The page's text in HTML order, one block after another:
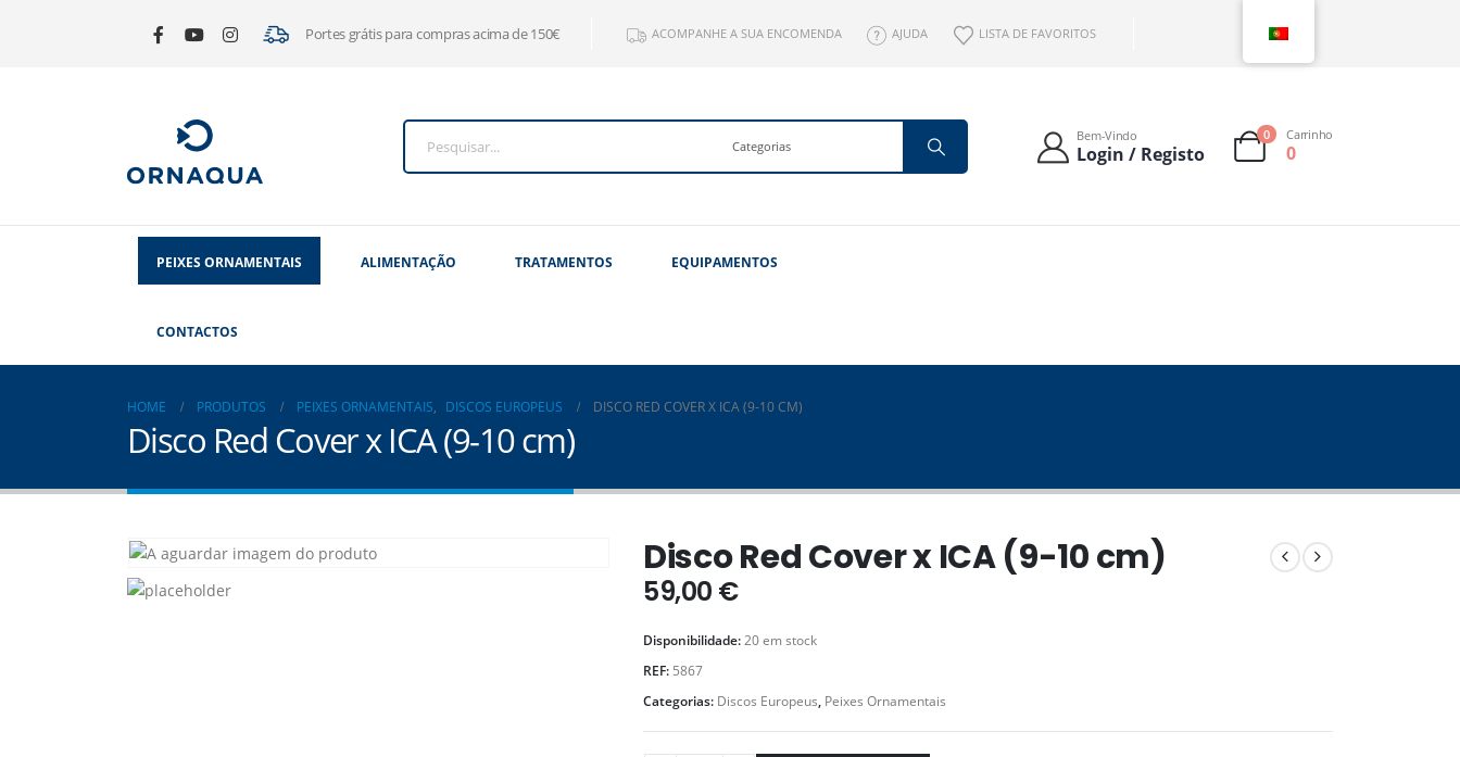
Portes grátis para compras acima de 150€ ACOMPANHE A SUA ENCOMENDA AJUDA LISTA DE FAVORITOS
Bem-Vindo
Login / Registo
0 Carrinho
0
PEIXES ORNAMENTAIS ALIMENTAÇÃO TRATAMENTOS EQUIPAMENTOS
CONTACTOS
HOME PRODUTOS PEIXES ORNAMENTAIS, DISCOS EUROPEUS DISCO RED COVER X ICA (9-10 CM)
Disco Red Cover x ICA (9-10 cm)
Disco Red Cover x ICA (9-10 cm)
59,00 €
Disponibilidade:20 em stock
REF: 5867
Categorias: Discos Europeus, Peixes Ornamentais